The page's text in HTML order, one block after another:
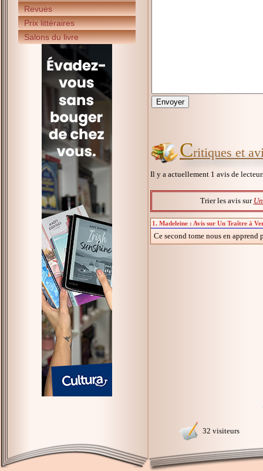
Revues
Prix littéraires
Salons du livre
Critiques et
Il y a actuellement 1 avis de
Trier les avis sur
1. Madeleine : Avis sur Un Traître à
Ce second tome nous en
32 visiteurs